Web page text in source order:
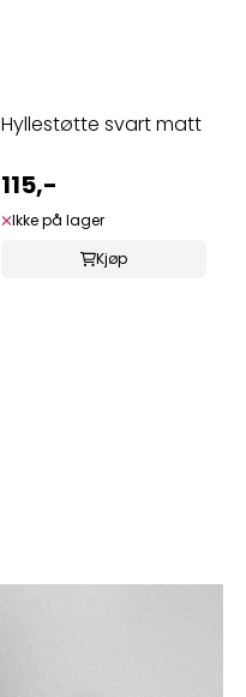
Hyllestøtte svart matt
115,-
Ikke på lager
Kjøp